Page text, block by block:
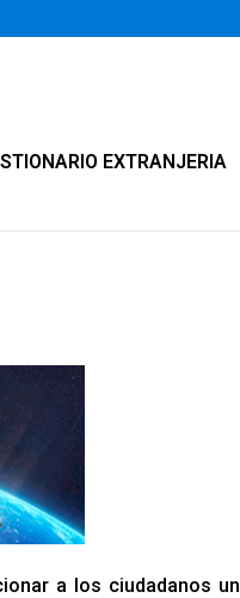
EXTRANJERIA
a los ciudadanos un